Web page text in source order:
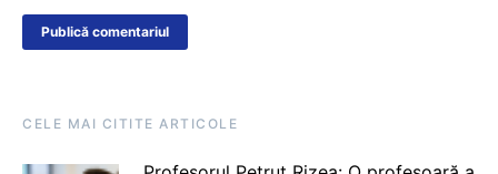
CELE MAI CITITE ARTICOLE